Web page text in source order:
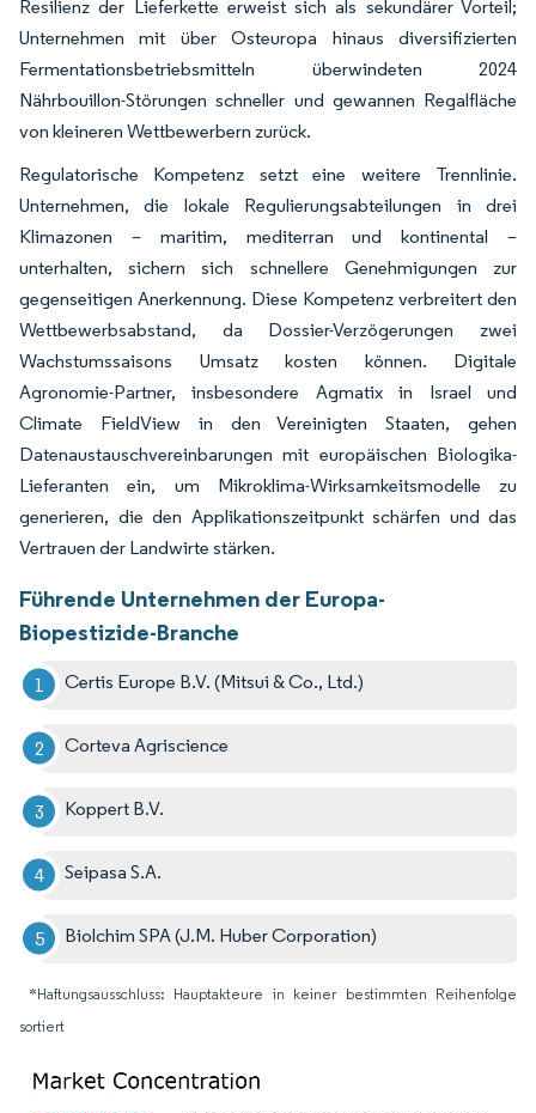
Resilienz der Lieferkette erweist sich als sekundärer Vorteil;
Unternehmen mit über Osteuropa hinaus diversifizierten
Fermentationsbetriebsmitteln überwindeten 2024
Nährbouillon-Störungen schneller und gewannen Regalfläche
von kleineren Wettbewerbern zurück.
Regulatorische Kompetenz setzt eine weitere Trennlinie.
Unternehmen, die lokale Regulierungsabteilungen in drei
Klimazonen – maritim, mediterran und kontinental –
unterhalten, sichern sich schnellere Genehmigungen zur
gegenseitigen Anerkennung. Diese Kompetenz verbreitert den
Wettbewerbsabstand, da Dossier-Verzögerungen zwei
Wachstumssaisons Umsatz kosten können. Digitale
Agronomie-Partner, insbesondere Agmatix in Israel und
Climate FieldView in den Vereinigten Staaten, gehen
Datenaustauschvereinbarungen mit europäischen Biologika-
Lieferanten ein, um Mikroklima-Wirksamkeitsmodelle zu
generieren, die den Applikationszeitpunkt schärfen und das
Vertrauen der Landwirte stärken.
Führende Unternehmen der Europa-
Biopestizide-Branche
Certis Europe B.V. (Mitsui & Co., Ltd.)
Corteva Agriscience
Koppert B.V.
Seipasa S.A.
Biolchim SPA (J.M. Huber Corporation)
*Haftungsausschluss: Hauptakteure in keiner bestimmten Reihenfolge
sortiert